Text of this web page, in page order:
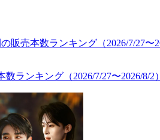
数ランキング（2026/7/27〜2026/8/2）